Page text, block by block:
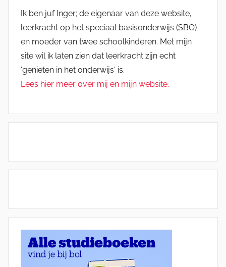
Ik ben juf Inger; de eigenaar van deze website,
leerkracht op het speciaal basisonderwijs (SBO)
en moeder van twee schoolkinderen. Met mijn
site wil ik laten zien dat leerkracht zijn echt
'genieten in het onderwijs' is.
Lees hier meer over mij en mijn website.